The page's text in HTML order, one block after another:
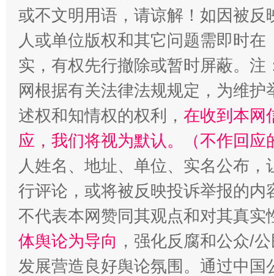
漫山遍野的桃花与雪山、麦地、白藏房 除
招工难、用工荒背后
或不文明用语，请谅解！如因被
人或单位版权和其它问题需即时在
实，有权先行撤除或暂时屏蔽。
网根据有关法律法规规定，为维
述权和知情权的权利， 在收到本网
应，我们将视为默认。（不作回应
人姓名、地址、单位、实名公布
行评论，或将被反映投诉举报的
不代表本网赞同其观点和对其真实
体舆论为导向 ，强化反腐和公众/
发展营造良好舆论氛围。通过中